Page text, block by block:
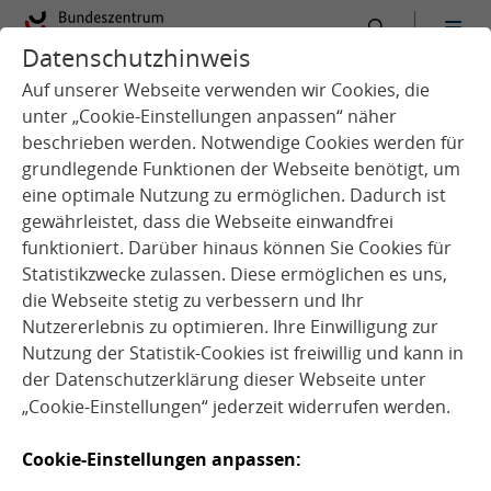
Datenschutzhinweis
Auf unserer Webseite verwenden wir Cookies, die
unter „Cookie-Einstellungen anpassen“ näher
beschrieben werden. Notwendige Cookies werden für
grundlegende Funktionen der Webseite benötigt, um
eine optimale Nutzung zu ermöglichen. Dadurch ist
gewährleistet, dass die Webseite einwandfrei
funktioniert. Darüber hinaus können Sie Cookies für
Statistikzwecke zulassen. Diese ermöglichen es uns,
die Webseite stetig zu verbessern und Ihr
Nutzererlebnis zu optimieren. Ihre Einwilligung zur
Nutzung der Statistik-Cookies ist freiwillig und kann in
der Datenschutzerklärung dieser Webseite unter
„Cookie-Einstellungen“ jederzeit widerrufen werden.
Cookie-Einstellungen anpassen:
: 21. - 25. SEPTEMBER 2026